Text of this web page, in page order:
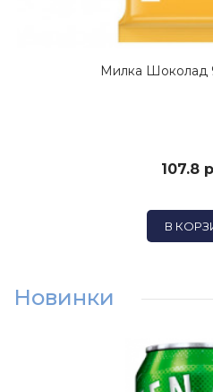
Милка Шоколад
107.8
В
Новинки